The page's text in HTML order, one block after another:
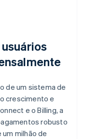
de um sistema de
crescimento e
e o Billing, a
robusto
milhão de